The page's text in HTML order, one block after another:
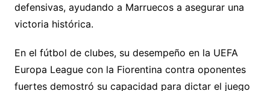
defensivas, ayudando a Marruecos a asegurar una
victoria histórica.
En el fútbol de clubes, su desempeño en la UEFA
Europa League con la Fiorentina contra oponentes
fuertes demostró su capacidad para dictar el juego